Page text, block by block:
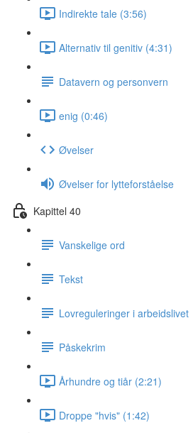
Indirekte tale (3:56)
Alternativ til genitiv (4:31)
Datavern og personvern
enig (0:46)
Øvelser
Øvelser for lytteforståelse
Kapittel 40
Vanskelige ord
Tekst
Lovreguleringer i arbeidslivet
Påskekrim
Århundre og tiår (2:21)
Droppe "hvis" (1:42)